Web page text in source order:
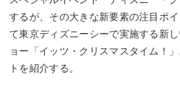
するが、その大きな新要素の注目ポ
て東京ディズニーシーで実施する新
ョー「イッツ・クリスマスタイム！
トを紹介する。